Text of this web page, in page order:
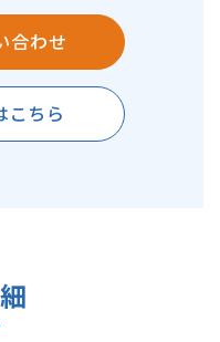
合わせ
こちら